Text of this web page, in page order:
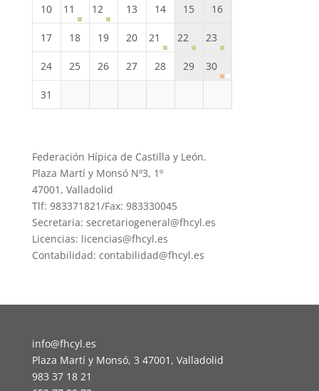
10 11 12 13 14 15 16
17 18 19 20 21 22 23
24 25 26 27 28 29 30
31
Federación Hípica de Castilla y León.
Plaza Martí y Monsó Nº3, 1º
47001, Valladolid
Tlf: 983371821/Fax: 983330045
Secretaria: secretariogeneral@fhcyl.es
Licencias: licencias@fhcyl.es
Contabilidad: contabilidad@fhcyl.es
info@fhcyl.es
Plaza Martí y Monsó, 3 47001, Valladolid
983 37 18 21